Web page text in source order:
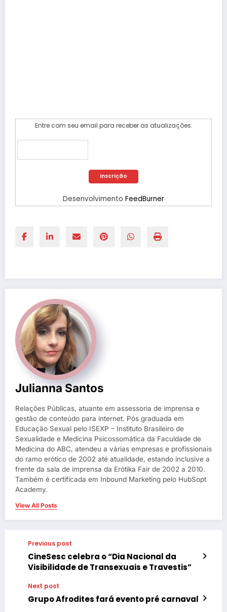
Entre com seu email para receber as atualizações:
Desenvolvimento FeedBurner
Julianna Santos
Relações Públicas, atuante em assessoria de imprensa e
gestão de conteúdo para internet. Pós graduada em
Educação Sexual pelo ISEXP – Instituto Brasileiro de
Sexualidade e Medicina Psicossomática da Faculdade de
Medicina do ABC, atendeu a várias empresas e profissionais
do ramo erótico de 2002 até atualidade, estando inclusive a
frente da sala de imprensa da Erótika Fair de 2002 a 2010.
Também é certificada em Inbound Marketing pelo HubSopt
Academy.
View All Posts
Previous post
CineSesc celebra o “Dia Nacional da
Visibilidade de Transexuais e Travestis”
Next post
Grupo Afrodites fará evento pré carnaval